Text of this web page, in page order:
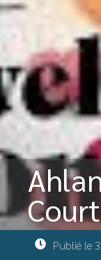
Publié le